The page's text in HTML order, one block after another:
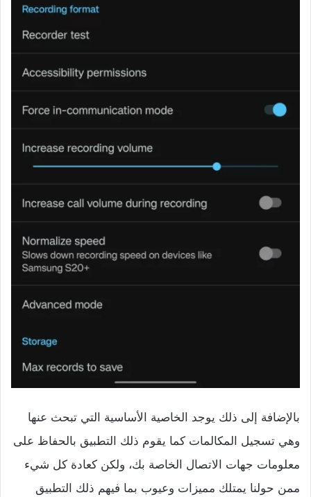
بالإضافة إلى ذلك يوجد الخاصية الأساسية التي تبحث عنها
وهي تسجيل المكالمات كما يقوم ذلك التطبيق بالحفاظ على
معلومات جهات الاتصال الخاصة بك، ولكن كعادة كل شيء
ممن حولنا يمتلك مميزات وعيوب بما فيهم ذلك التطبيق